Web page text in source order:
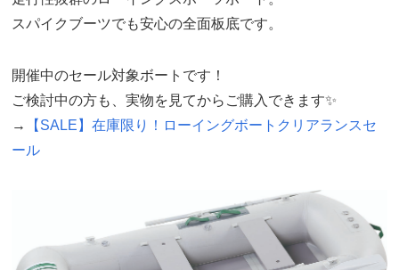
スパイクブーツでも安心の全面板底です。
開催中のセール対象ボートです！
ご検討中の方も、実物を見てからご購入できます✨
→
【SALE】在庫限り！ローイングボートクリアランスセ
ール